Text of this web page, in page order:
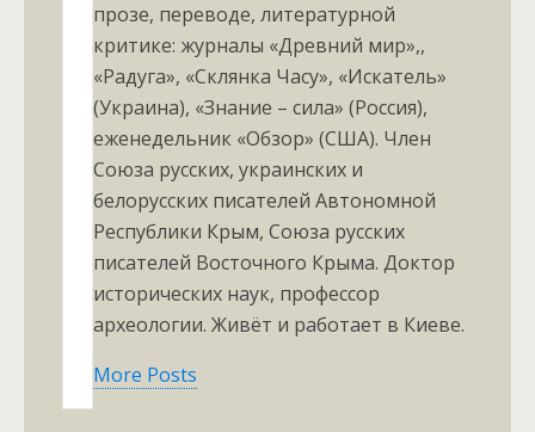
прозе, переводе, литературной
критике: журналы «Древний мир»,,
«Радуга», «Склянка Часу», «Искатель»
(Украина), «Знание – сила» (Россия),
еженедельник «Обзор» (США). Член
Союза русских, украинских и
белорусских писателей Автономной
Республики Крым, Союза русских
писателей Восточного Крыма. Доктор
исторических наук, профессор
археологии. Живёт и работает в Киеве.
More Posts